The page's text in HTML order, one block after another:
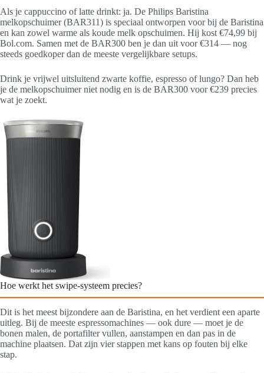
Als je cappuccino of latte drinkt: ja. De Philips Baristina
melkopschuimer (BAR311) is speciaal ontworpen voor bij de Baristina
en kan zowel warme als koude melk opschuimen. Hij kost €74,99 bij
Bol.com. Samen met de BAR300 ben je dan uit voor €314 — nog
steeds goedkoper dan de meeste vergelijkbare setups.
Drink je vrijwel uitsluitend zwarte koffie, espresso of lungo? Dan heb
je de melkopschuimer niet nodig en is de BAR300 voor €239 precies
wat je zoekt.
Hoe werkt het swipe-systeem precies?
Dit is het meest bijzondere aan de Baristina, en het verdient een aparte
uitleg. Bij de meeste espressomachines — ook dure — moet je de
bonen malen, de portafilter vullen, aanstampen en dan pas in de
machine plaatsen. Dat zijn vier stappen met kans op fouten bij elke
stap.